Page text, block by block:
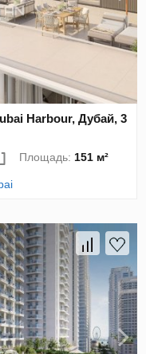
Harbour, Дубай, 3
Площадь:151 м²